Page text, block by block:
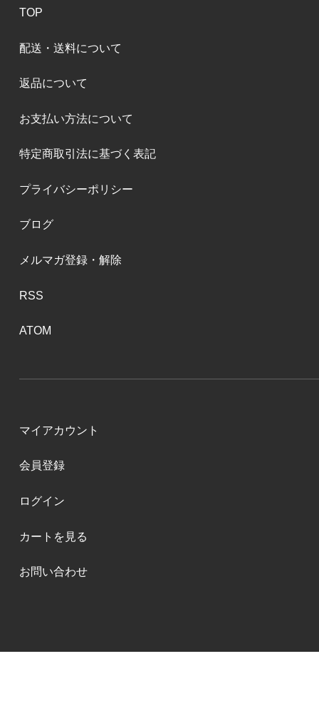
TOP
配送・送料について
返品について
お支払い方法について
特定商取引法に基づく表記
プライバシーポリシー
ブログ
メルマガ登録・解除
RSS
ATOM
マイアカウント
会員登録
ログイン
カートを見る
お問い合わせ